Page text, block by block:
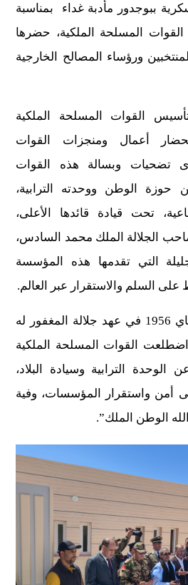
ببوجدور مأدبة غداء بمناسبة
70 لتأسيس القوات المسلحة الملكية، حضرها
ورؤساء المصالح الخارجية
القوات المسلحة الملكية
أعمال ومنجزات القوات
تضحيات وبسالة هذه القوات
الوطن ووحدته الترابية،
تحت قيادة قائدها الأعلى،
الجلالة الملك محمد السادس،
التي تقدمها هذه المؤسسة
على السلم والاستقرار عبر العالم.
فمنذ تأسيسها في 14 ماي 1956 في عهد جلالة المغفور له
القوات المسلحة الملكية
الوحدة الترابية وسيادة البلاد،
أمن واستقرار المؤسسات، وفية
الوطن الملك”.